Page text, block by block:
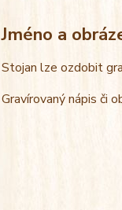
Jméno a
Stojan lze ozdobit
Gravírovaný nápis či